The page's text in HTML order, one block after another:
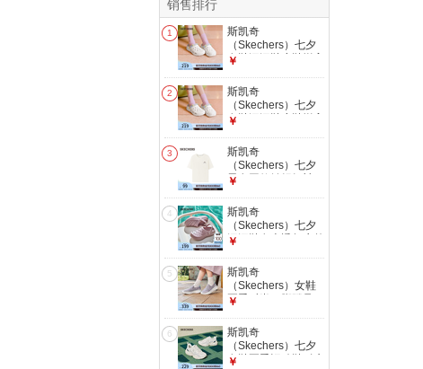
销售排行
1
斯凯奇
（Skechers）七夕
女鞋洞洞鞋凉鞋增高
怪兽包头洞洞鞋
111581 白色/多彩
色/WMLT 38
￥
2
斯凯奇
（Skechers）七夕
女鞋洞洞鞋凉鞋增高
怪兽包头洞洞鞋
111581 白色/多彩
色/WMLT 37
￥
3
斯凯奇
（Skechers）七夕
男女同款针织短袖T
棉花糖白/0074 M
￥
4
斯凯奇
（Skechers）七夕
洞洞鞋女士透气户外
111514 茱萸
粉/MVE 37
￥
5
斯凯奇
（Skechers）女鞋
夏季时尚一脚蹬足弓
百搭健步鞋125841
薰衣草色/LAV 38
￥
6
斯凯奇
（Skechers）七夕
女鞋夏季运动鞋耐磨
￥